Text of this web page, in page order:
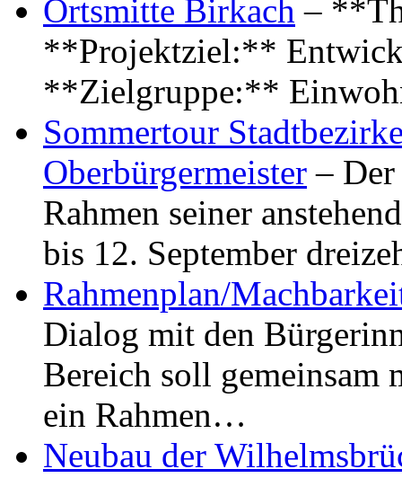
Ortsmitte Birkach –
**Projektziel:**
**Zielgruppe:**
Sommertour
Oberbürgermeister –
Rahmen seiner
bis 12. September
Rahmenplan/
Dialog mit den
Bereich soll gemeinsam
ein Rahmen…
Neubau der